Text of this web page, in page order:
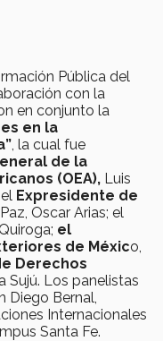
Pública del
con la
en conjunto la
en la
, la cual fue
de la
(OEA), Luis
Expresidente de
Oscar Arias; el
el
de México,
Derechos
Sujú. Los panelistas
Diego Bernal,
Internacionales
Santa Fe.